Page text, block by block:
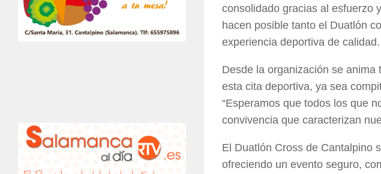
consolidado gracias al esfuerzo
hacen posible tanto el Duatlón
experiencia deportiva de calidad.
Desde la organización se
esta cita deportiva, ya sea
“Esperamos que todos los que
convivencia que caracterizan
El Duatlón Cross de Cantalpino
ofreciendo un evento seguro,